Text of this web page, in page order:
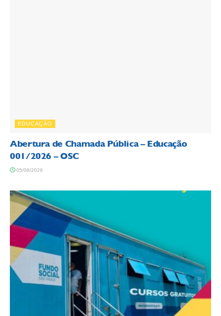
EDUCAÇÃO
Abertura de Chamada Pública – Educação
001/2026 – OSC
05/08/2026